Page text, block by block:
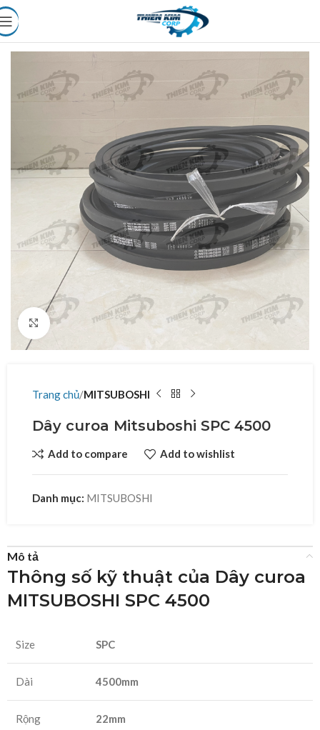
Click to enlarge
Trang chủ MITSUBOSHI
Dây curoa Mitsuboshi SPC 4500
Add to compare Add to wishlist
Danh mục: MITSUBOSHI
Mô tả
Thông số kỹ thuật của Dây curoa
MITSUBOSHI SPC 4500
Size SPC
Dài 4500mm
Rộng 22mm